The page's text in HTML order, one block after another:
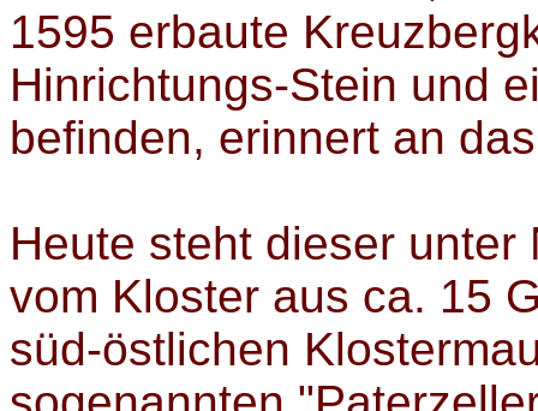
1595 erbaute
Hinrichtungs-Stein und
befinden, erinnert an
Heute steht dieser
vom Kloster aus ca. 15
süd-östlichen